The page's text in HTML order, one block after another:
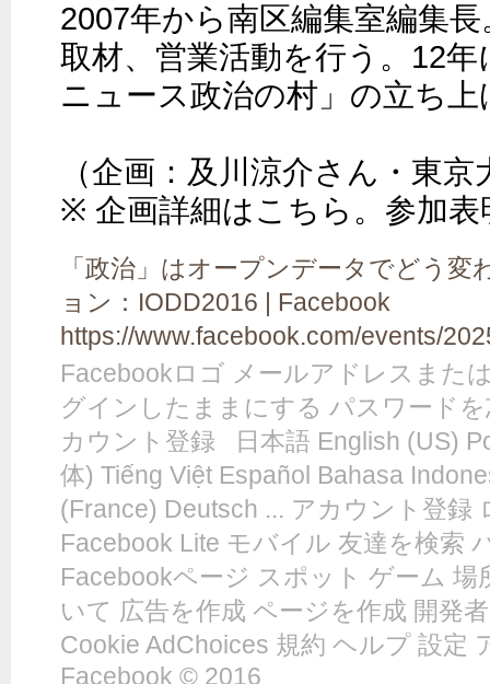
2007年から南区編集室編集
取材、営業活動を行う。12
ニュース政治の村」の立ち
（企画：及川涼介さん・東京
※ 企画詳細はこちら。参加
「政治」はオープンデータでどう
ョン：IODD2016 | Facebook
https://www.facebook.com/events/
Facebookロゴ メールアドレスまた
グインしたままにする パスワード
カウント登録 日本語 English (US)
体) Tiếng Việt Español Bahasa
(France) Deutsch ... アカウント登録
Facebook Lite モバイル 友達を検索
Facebookページ スポット ゲーム 場
いて 広告を作成 ページを作成 開発
Cookie AdChoices 規約 ヘルプ 設定
Facebook © 2016